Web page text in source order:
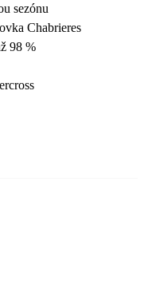
sezónu
Chabrieres
98 %